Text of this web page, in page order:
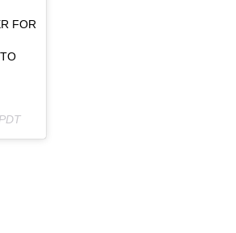
FOR